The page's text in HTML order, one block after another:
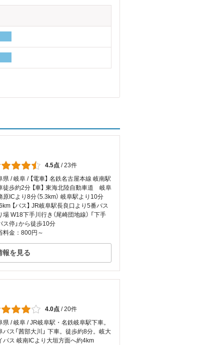
4.5点 /23件
県 / 岐阜 / 【電車】 名鉄名古屋本線 岐南駅
徒歩約2分 【車】 東海北陸自動車道 岐阜
原ICより8分（5.3km） 岐阜駅より10分
【バス】 JR岐阜駅長良口より5番バス
場 W18下手川行き（尾崎団地線） 「下手
ス停」から徒歩10分
料金：800円～
報を見る
4.0点 /20件
県 / 岐阜 / JR岐阜駅・名鉄岐阜駅下車。
バス「茜部大川」 下車。徒歩約8分。岐大
パス 岐南ICより大垣方面へ約4km